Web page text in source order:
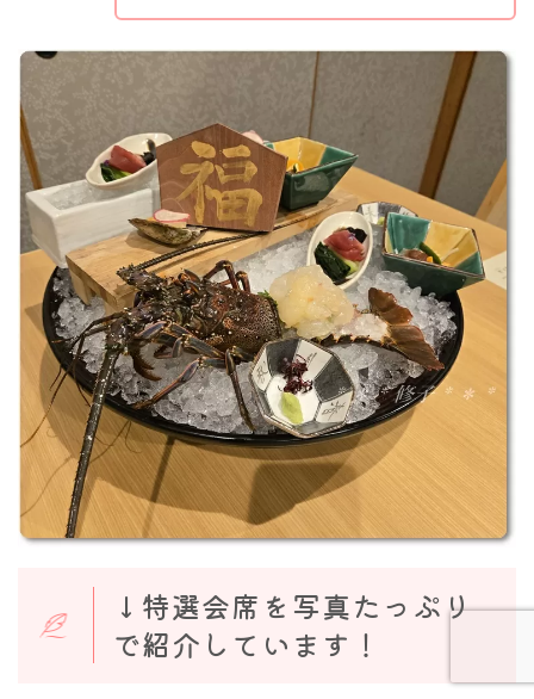
Follow Me
↓特選会席を写真たっぷり
で紹介しています！